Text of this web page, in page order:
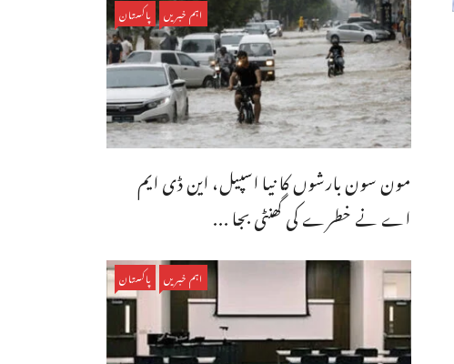
اہم خبریں پاکستان
مون سون بارشوں کا نیا اسپیل، این ڈی ایم
اے نے خطرے کی گھنٹی بجا ...
اہم خبریں پاکستان